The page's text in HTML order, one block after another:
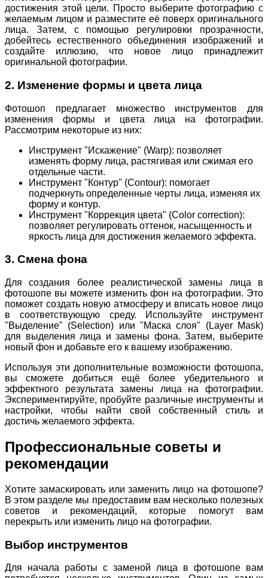
достижения этой цели. Просто выберите фотографию с
желаемым лицом и разместите её поверх оригинального
лица. Затем, с помощью регулировки прозрачности,
добейтесь естественного объединения изображений и
создайте иллюзию, что новое лицо принадлежит
оригинальной фотографии.
2. Изменение формы и цвета лица
Фотошоп предлагает множество инструментов для
изменения формы и цвета лица на фотографии.
Рассмотрим некоторые из них:
Инструмент "Искажение" (Warp): позволяет
изменять форму лица, растягивая или сжимая его
отдельные части.
Инструмент "Контур" (Contour): помогает
подчеркнуть определенные черты лица, изменяя их
форму и контур.
Инструмент "Коррекция цвета" (Color correction):
позволяет регулировать оттенок, насыщенность и
яркость лица для достижения желаемого эффекта.
3. Смена фона
Для создания более реалистической замены лица в
фотошопе вы можете изменить фон на фотографии. Это
поможет создать новую атмосферу и вписать новое лицо
в соответствующую среду. Используйте инструмент
"Выделение" (Selection) или "Маска слоя" (Layer Mask)
для выделения лица и замены фона. Затем, выберите
новый фон и добавьте его к вашему изображению.
Используя эти дополнительные возможности фотошопа,
вы сможете добиться ещё более убедительного и
эффектного результата замены лица на фотографии.
Экспериментируйте, пробуйте различные инструменты и
настройки, чтобы найти свой собственный стиль и
достичь желаемого эффекта.
Профессиональные советы и
рекомендации
Хотите замаскировать или заменить лицо на фотошопе?
В этом разделе мы предоставим вам несколько полезных
советов и рекомендаций, которые помогут вам
перекрыть или изменить лицо на фотографии.
Выбор инструментов
Для начала работы с заменой лица в фотошопе вам